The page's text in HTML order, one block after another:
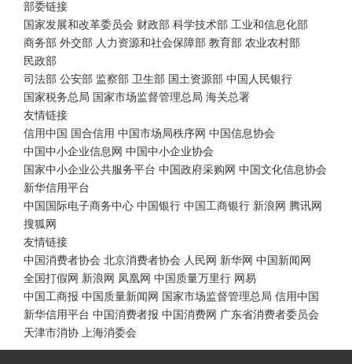
部委链接
国家发展和改革委员会 财政部 科学技术部 工业和信息化部
商务部 外交部 人力资源和社会保障部 教育部 农业农村部
民政部
司法部 公安部 监察部 卫生部 国土资源部 中国人民银行
国家税务总局 国家市场监督管理总局 海关总署
友情链接
信用中国
国合信用 中国市场局秩序网 中国信息协会
中国中小企业信息网 中国中小企业协会
国家中小企业公共服务平台 中国政府采购网 中国文化信息协会
新华信用平台
中国国际电子商务中心 中国银行 中国工商银行 新浪网 腾讯网
搜狐网
友情链接
中国消费者协会 北京消费者协会 人民网 新华网 中国新闻网
全国打假网 新浪网 凤凰网 中国质量万里行 网易
中国工商报 中国质量新闻网 国家市场监督管理总局 信用中国
新华信用平台 中国消费者报 中国消费网 广东省消费者委员会
天津市消协 上海消委会